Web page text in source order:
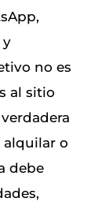
y
no es
al sitio
alquilar o
debe